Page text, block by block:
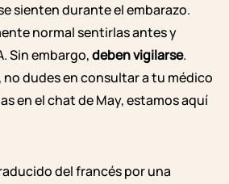
sienten durante el embarazo.
normal sentirlas antes y
Sin embargo,deben vigilarse.
no dudes en consultar a tu médico
en el chat de May, estamos aquí
del francés por una